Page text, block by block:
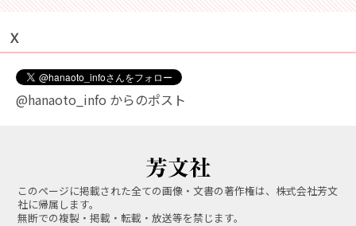
Ｘ
@hanaoto_info からのポスト
このページに掲載された全ての画像・文書の著作権は、株式会社芳文
社に帰属します。
無断での複製・掲載・転載・放送等を禁じます。